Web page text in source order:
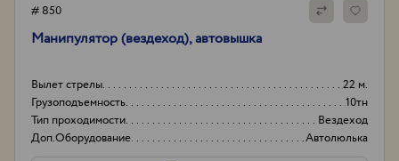
# 850
Манипулятор (вездеход), автовышка
Вылет стрелы
22 м.
Грузоподъемность
10тн
Тип проходимости
Вездеход
Доп.Оборудование
Автолюлька